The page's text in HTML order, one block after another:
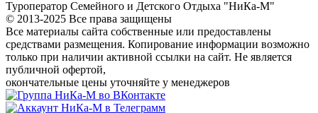
Туроператор Семейного и Детского Отдыха "НиКа-М"
© 2013-2025 Все права защищены
Все материалы сайта собственные или предоставлены
средствами размещения. Копирование информации возможно
только при наличии активной ссылки на сайт. Не является
публичной офертой,
окончательные цены уточняйте у менеджеров